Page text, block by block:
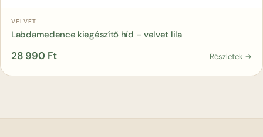
Kosárba
VELVET
Labdamedence kiegészítő híd – velvet lila
28 990 Ft Részletek →